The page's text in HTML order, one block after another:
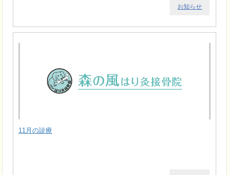
お知らせ
11月の診療